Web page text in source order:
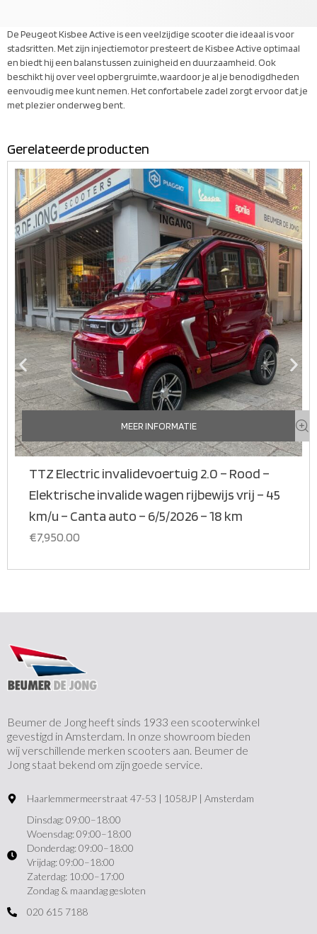
De Peugeot Kisbee Active is een veelzijdige scooter die ideaal is voor
stadsritten. Met zijn injectiemotor presteert de Kisbee Active optimaal
en biedt hij een balans tussen zuinigheid en duurzaamheid. Ook
beschikt hij over veel opbergruimte, waardoor je al je benodigdheden
eenvoudig mee kunt nemen. Het confortabele zadel zorgt ervoor dat je
met plezier onderweg bent.
Gerelateerde producten
MEER INFORMATIE
TTZ Electric invalidevoertuig 2.0 – Rood –
Elektrische invalide wagen rijbewijs vrij – 45
km/u – Canta auto – 6/5/2026 – 18 km
€7,950.00
Beumer de Jong heeft sinds 1933 een scooterwinkel
gevestigd in Amsterdam. In onze showroom bieden
wij verschillende merken scooters aan. Beumer de
Jong staat bekend om zijn goede service.
Haarlemmermeerstraat 47-53 | 1058JP | Amsterdam
Dinsdag: 09:00–18:00
Woensdag: 09:00–18:00
Donderdag: 09:00–18:00
Vrijdag: 09:00–18:00
Zaterdag: 10:00–17:00
Zondag & maandag gesloten
020 615 7188